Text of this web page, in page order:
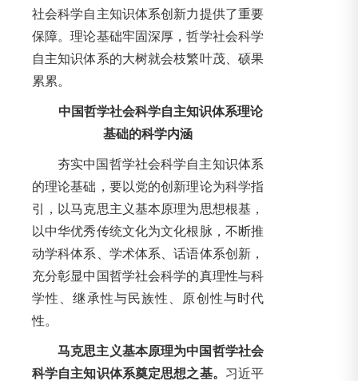
社会科学自主知识体系创新力提供了重要
保障。理论基础牢固深厚，哲学社会科学
自主知识体系的大树就会枝繁叶茂、硕果
累累。
中国哲学社会科学自主知识体系理论
基础的科学内涵
夯实中国哲学社会科学自主知识体系
的理论基础，要以党的创新理论为科学指
引，以马克思主义基本原理为思想根基，
以中华优秀传统文化为文化根脉，不断推
动学科体系、学术体系、话语体系创新，
充分彰显中国哲学社会科学的真理性与科
学性、继承性与民族性、原创性与时代
性。
马克思主义基本原理为中国哲学社会
科学自主知识体系奠定思想之基。 习近平